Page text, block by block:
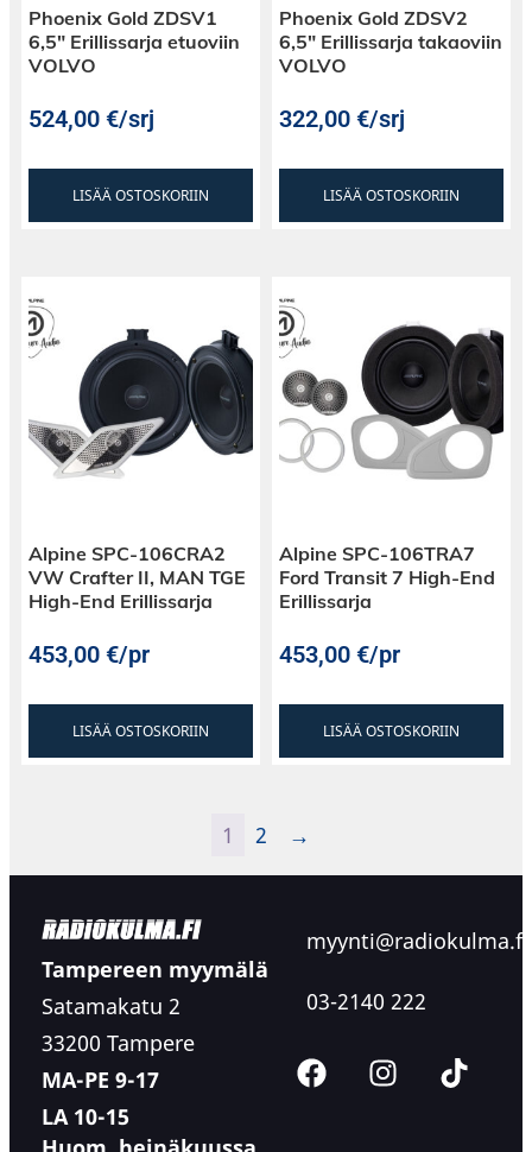
Phoenix Gold ZDSV1
6,5″ Erillissarja etuoviin
VOLVO
524,00€/srj
LISÄÄ OSTOSKORIIN
Phoenix Gold ZDSV2
6,5″ Erillissarja takaoviin
VOLVO
322,00€/srj
LISÄÄ OSTOSKORIIN
Alpine SPC-106CRA2
VW Crafter II, MAN TGE
High-End Erillissarja
453,00€/pr
LISÄÄ OSTOSKORIIN
Alpine SPC-106TRA7
Ford Transit 7 High-End
Erillissarja
453,00€/pr
LISÄÄ OSTOSKORIIN
1 2 →
Tampereen myymälä
Satamakatu 2
33200 Tampere
MA-PE 9-17
LA 10-15
myynti@radiokulma.fi
03-2140 222